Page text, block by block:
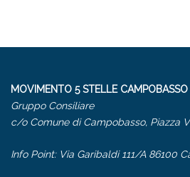
MOVIMENTO 5 STELLE CAMPOBASSO
Gruppo Consiliare
c/o Comune di Campobasso, Piazza
Info Point: Via Garibaldi 111/A 86100